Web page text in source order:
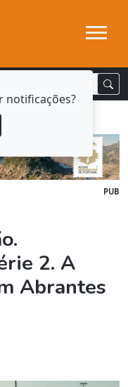
notificações?
PUB
2. A
Abrantes